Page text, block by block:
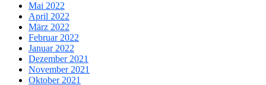
Mai 2022
April 2022
März 2022
Februar 2022
Januar 2022
Dezember 2021
November 2021
Oktober 2021